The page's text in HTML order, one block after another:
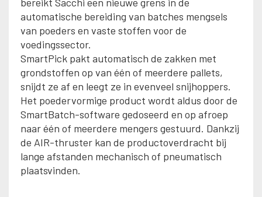
automatische bereiding van batches mengsels
van poeders en vaste stoffen voor de
voedingssector.
SmartPick pakt automatisch de zakken met
grondstoffen op van één of meerdere pallets,
snijdt ze af en leegt ze in evenveel snijhoppers.
Het poedervormige product wordt aldus door de
SmartBatch-software gedoseerd en op afroep
naar één of meerdere mengers gestuurd. Dankzij
de AIR-thruster kan de productoverdracht bij
lange afstanden mechanisch of pneumatisch
plaatsvinden.